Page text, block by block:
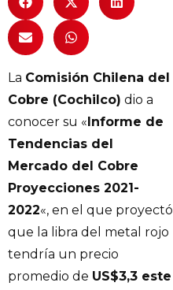
Revistas Digital
Siguenos
La Comisión Chilena del
Cobre (Cochilco) dio a
conocer su «Informe de
Tendencias del
Mercado del Cobre
Proyecciones 2021-
2022«, en el que proyectó
que la libra del metal rojo
tendría un precio
promedio de US$3,3 este